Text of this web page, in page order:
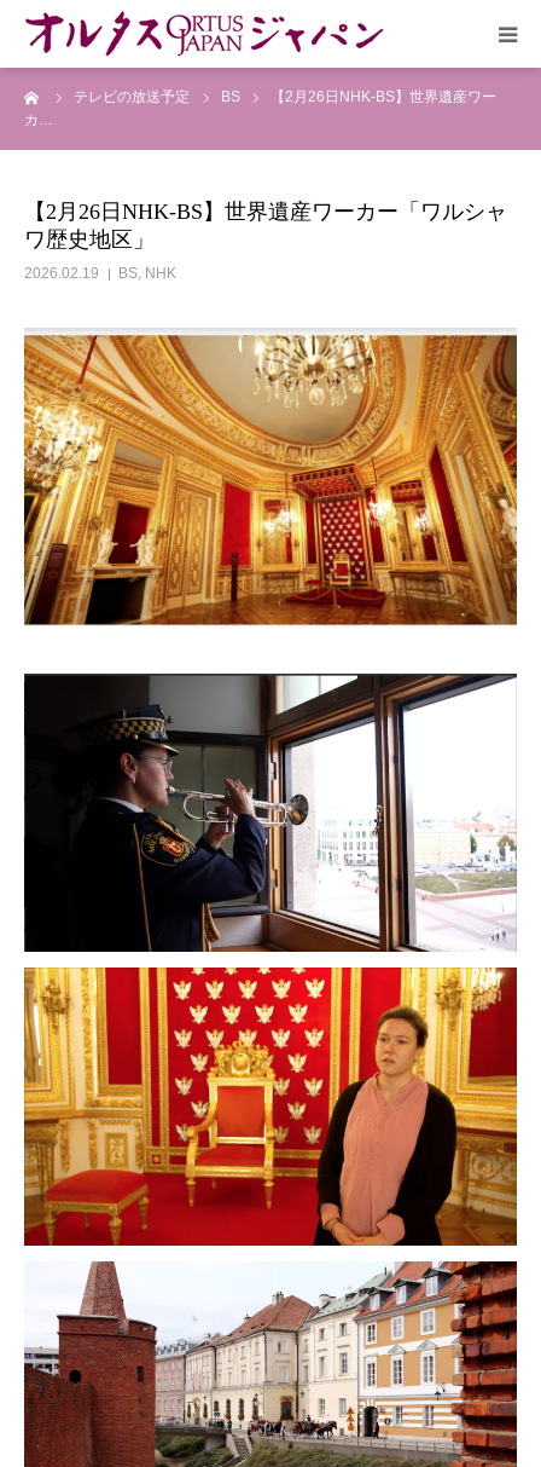
テレビの放送予定 BS
【2月26日NHK-BS】世界遺産ワー
カ…
【2月26日NHK-BS】世界遺産ワーカー「ワルシャ
ワ歴史地区」
2026.02.19 BS, NHK
HOME
作品リスト
企画実現部
リクルート
会社概要
お問合せ